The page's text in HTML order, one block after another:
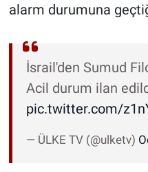
alarm durumuna
İsrail'den Sumud
Acil durum ilan
pic.twitter.com/
— ÜLKE TV (@ulketv)